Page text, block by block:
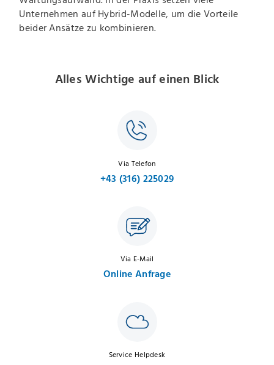
Unternehmen auf Hybrid-Modelle, um die Vorteile
beider Ansätze zu kombinieren.
Alles Wichtige auf einen Blick
Via Telefon
+43 (316) 225029
Via E-Mail
Online Anfrage
Service Helpdesk